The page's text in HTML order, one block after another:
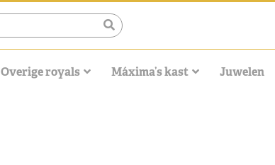
Overige royals Máxima’s kast Juwelen